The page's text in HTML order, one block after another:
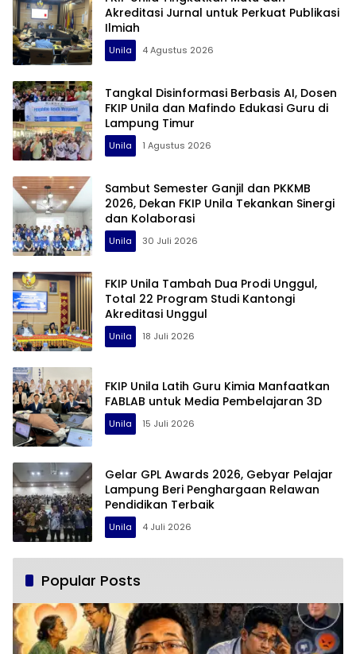
Akreditasi Jurnal untuk Perkuat Publikasi
Ilmiah
Unila 4 Agustus 2026
Tangkal Disinformasi Berbasis AI, Dosen
FKIP Unila dan Mafindo Edukasi Guru di
Lampung Timur
Unila 1 Agustus 2026
Sambut Semester Ganjil dan PKKMB
2026, Dekan FKIP Unila Tekankan Sinergi
dan Kolaborasi
Unila 30 Juli 2026
FKIP Unila Tambah Dua Prodi Unggul,
Total 22 Program Studi Kantongi
Akreditasi Unggul
Unila 18 Juli 2026
FKIP Unila Latih Guru Kimia Manfaatkan
FABLAB untuk Media Pembelajaran 3D
Unila 15 Juli 2026
Gelar GPL Awards 2026, Gebyar Pelajar
Lampung Beri Penghargaan Relawan
Pendidikan Terbaik
Unila 4 Juli 2026
Popular Posts